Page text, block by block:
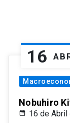
16
Nobuhiro
16 de Abril